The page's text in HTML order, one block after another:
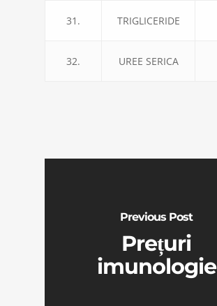
31. TRIGLICERIDE
32. UREE SERICA
Previous Post
Prețuri
imunologie